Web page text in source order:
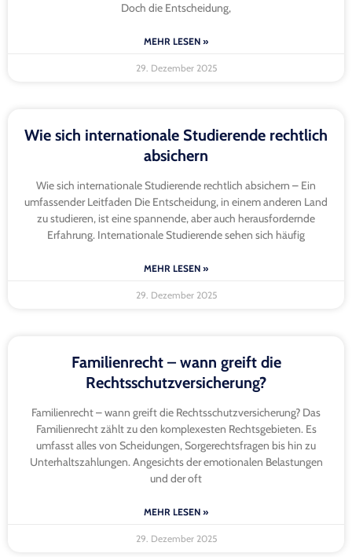
Doch die Entscheidung,
MEHR LESEN »
29. Dezember 2025
Wie sich internationale Studierende rechtlich
absichern
Wie sich internationale Studierende rechtlich absichern – Ein
umfassender Leitfaden Die Entscheidung, in einem anderen Land
zu studieren, ist eine spannende, aber auch herausfordernde
Erfahrung. Internationale Studierende sehen sich häufig
MEHR LESEN »
29. Dezember 2025
Familienrecht – wann greift die
Rechtsschutzversicherung?
Familienrecht – wann greift die Rechtsschutzversicherung? Das
Familienrecht zählt zu den komplexesten Rechtsgebieten. Es
umfasst alles von Scheidungen, Sorgerechtsfragen bis hin zu
Unterhaltszahlungen. Angesichts der emotionalen Belastungen
und der oft
MEHR LESEN »
29. Dezember 2025